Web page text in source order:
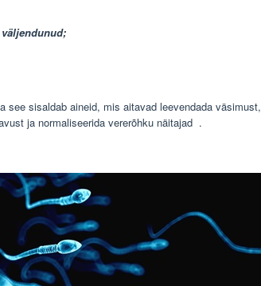
see sisaldab aineid, mis aitavad leevendada väsimust,
ja normaliseerida vererõhku näitajad .